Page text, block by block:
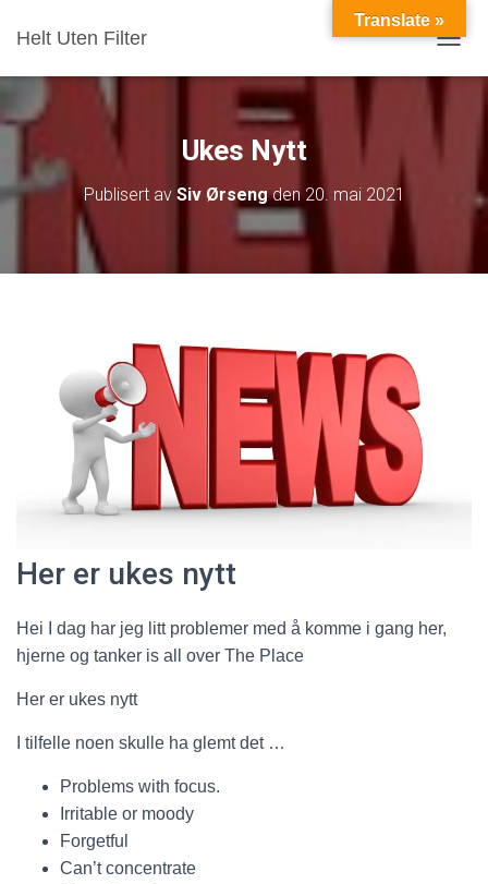
Helt Uten Filter
Ukes Nytt
Publisert av Siv Ørsengden 20. mai 2021
Her er ukes nytt
Hei I dag har jeg litt problemer med å komme i gang her,
hjerne og tanker is all over The Place
Her er ukes nytt
I tilfelle noen skulle ha glemt det …
Problems with focus.
Irritable or moody
Forgetful
Can’t concentrate
Translate »